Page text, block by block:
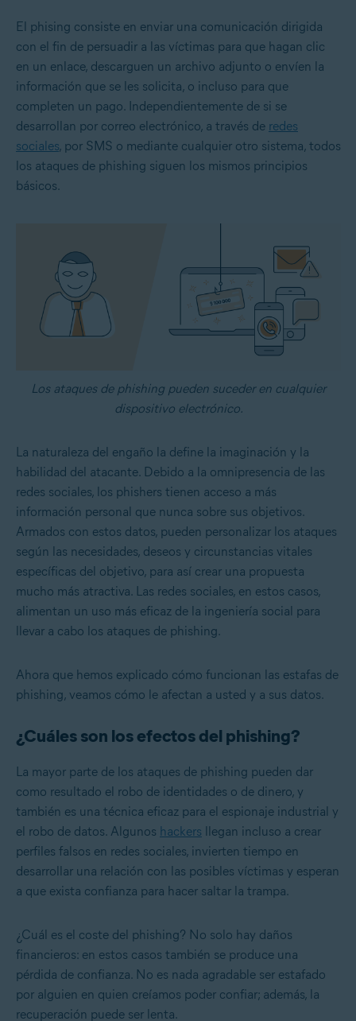
El phising consiste en enviar una comunicación dirigida
con el fin de persuadir a las víctimas para que hagan clic
en un enlace, descarguen un archivo adjunto o envíen la
información que se les solicita, o incluso para que
completen un pago. Independientemente de si se
desarrollan por correo electrónico, a través de redes
sociales, por SMS o mediante cualquier otro sistema, todos
los ataques de phishing siguen los mismos principios
básicos.
Los ataques de phishing pueden suceder en cualquier
dispositivo electrónico.
La naturaleza del engaño la define la imaginación y la
habilidad del atacante. Debido a la omnipresencia de las
redes sociales, los phishers tienen acceso a más
información personal que nunca sobre sus objetivos.
Armados con estos datos, pueden personalizar los ataques
según las necesidades, deseos y circunstancias vitales
específicas del objetivo, para así crear una propuesta
mucho más atractiva. Las redes sociales, en estos casos,
alimentan un uso más eficaz de la ingeniería social para
llevar a cabo los ataques de phishing.
Ahora que hemos explicado cómo funcionan las estafas de
phishing, veamos cómo le afectan a usted y a sus datos.
¿Cuáles son los efectos del phishing?
La mayor parte de los ataques de phishing pueden dar
como resultado el robo de identidades o de dinero, y
también es una técnica eficaz para el espionaje industrial y
el robo de datos. Algunos hackers llegan incluso a crear
perfiles falsos en redes sociales, invierten tiempo en
desarrollar una relación con las posibles víctimas y esperan
a que exista confianza para hacer saltar la trampa.
¿Cuál es el coste del phishing? No solo hay daños
financieros: en estos casos también se produce una
pérdida de confianza. No es nada agradable ser estafado
por alguien en quien creíamos poder confiar; además, la
recuperación puede ser lenta.